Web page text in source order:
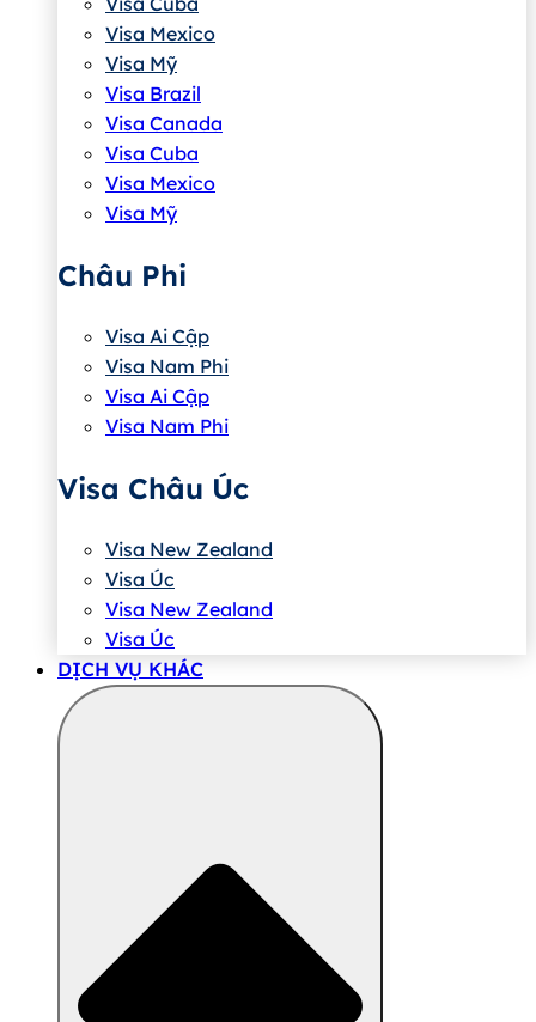
Visa Mexico
Visa Mỹ
Visa Brazil
Visa Canada
Visa Cuba
Visa Mexico
Visa Mỹ
Châu Phi
Visa Ai Cập
Visa Nam Phi
Visa Ai Cập
Visa Nam Phi
Visa Châu Úc
Visa New Zealand
Visa Úc
Visa New Zealand
Visa Úc
DỊCH VỤ KHÁC